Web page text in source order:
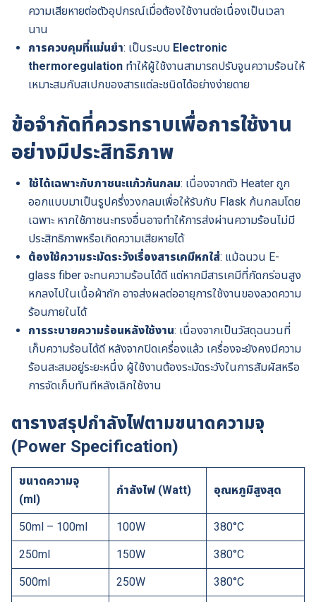
ความเสียหายต่อตัวอุปกรณ์เมื่อต้องใช้งานต่อเนื่องเป็นเวลา
นาน
การควบคุมที่แม่นยำ: เป็นระบบ Electronic
thermoregulation ทำให้ผู้ใช้งานสามารถปรับจูนความร้อนให้
เหมาะสมกับสเปกของสารแต่ละชนิดได้อย่างง่ายดาย
ข้อจำกัดที่ควรทราบเพื่อการใช้งาน
อย่างมีประสิทธิภาพ
ใช้ได้เฉพาะกับภาชนะแก้วก้นกลม: เนื่องจากตัว Heater ถูก
ออกแบบมาเป็นรูปครึ่งวงกลมเพื่อให้รับกับ Flask ก้นกลมโดย
เฉพาะ หากใช้ภาชนะทรงอื่นอาจทำให้การส่งผ่านความร้อนไม่มี
ประสิทธิภาพหรือเกิดความเสียหายได้
ต้องใช้ความระมัดระวังเรื่องสารเคมีหกใส่: แม้ฉนวน E-
glass fiber จะทนความร้อนได้ดี แต่หากมีสารเคมีที่กัดกร่อนสูง
หกลงไปในเนื้อผ้าถัก อาจส่งผลต่ออายุการใช้งานของลวดความ
ร้อนภายในได้
การระบายความร้อนหลังใช้งาน: เนื่องจากเป็นวัสดุฉนวนที่
เก็บความร้อนได้ดี หลังจากปิดเครื่องแล้ว เครื่องจะยังคงมีความ
ร้อนสะสมอยู่ระยะหนึ่ง ผู้ใช้งานต้องระมัดระวังในการสัมผัสหรือ
การจัดเก็บทันทีหลังเลิกใช้งาน
ตารางสรุปกำลังไฟตามขนาดความจุ
(Power Specification)
ขนาดความจุ
(ml)
กำลังไฟ (Watt) อุณหภูมิสูงสุด
50ml – 100ml 100W 380°C
250ml 150W 380°C
500ml 250W 380°C